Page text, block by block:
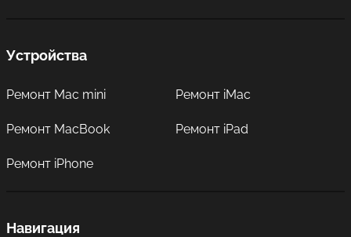
Устройства
Ремонт Mac mini Ремонт iMac
Ремонт MacBook Ремонт iPad
Ремонт iPhone
Навигация